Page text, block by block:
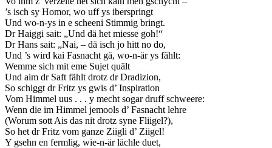
’s isch sy Homor, wo uff ys iberspringt
Und wo-n-ys in e scheeni Stimmig bringt.
Dr Haiggi sait: „Und dä het miesse goh!“
Dr Hans sait: „Nai, – dä isch jo hitt no do,
Und ’s wird kai Fasnacht gä, wo-n-är ys fählt:
Wemme sich mit eme Sujet quält
Und aim dr Saft fählt drotz dr Dradizion,
So schiggt dr Fritz ys gwis d’ Inspiration
Vom Himmel uus . . . y mecht sogar druff schweere:
Wenn die im Himmel jemools d’ Fasnacht lehre
(Worum sott Ais das nit drotz syne Fliigel?),
So het dr Fritz vom ganze Ziigli d’ Ziigel!
Y gsehn en fermlig, wie-n-är lächle duet,